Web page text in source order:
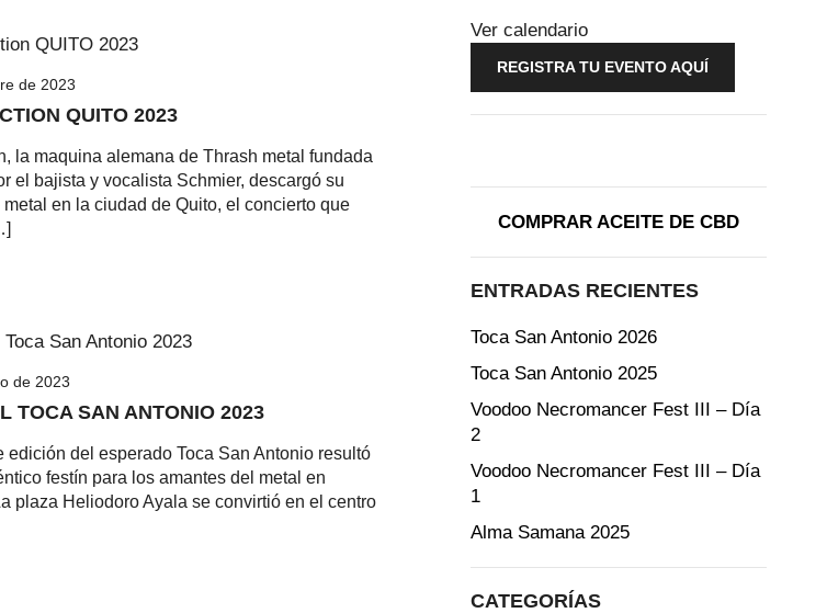
de 2023
QUITO 2023
la maquina alemana de Thrash metal fundada
el bajista y vocalista Schmier, descargó su
en la ciudad de Quito, el concierto que
de 2023
TOCA SAN ANTONIO 2023
edición del esperado Toca San Antonio resultó
festín para los amantes del metal en
plaza Heliodoro Ayala se convirtió en el centro
Ver calendario
REGISTRA TU EVENTO AQUÍ
COMPRAR ACEITE DE CBD
ENTRADAS RECIENTES
Toca San Antonio 2026
Toca San Antonio 2025
Voodoo Necromancer Fest III – Día
2
Voodoo Necromancer Fest III – Día
1
Alma Samana 2025
CATEGORÍAS